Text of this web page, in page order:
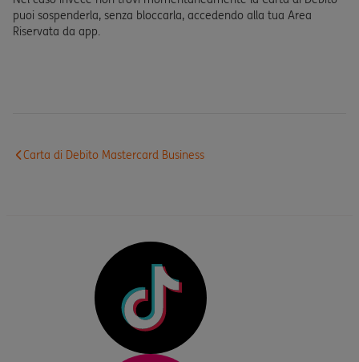
puoi sospenderla, senza bloccarla, accedendo alla tua Area
Riservata da app.
Carta di Debito Mastercard Business